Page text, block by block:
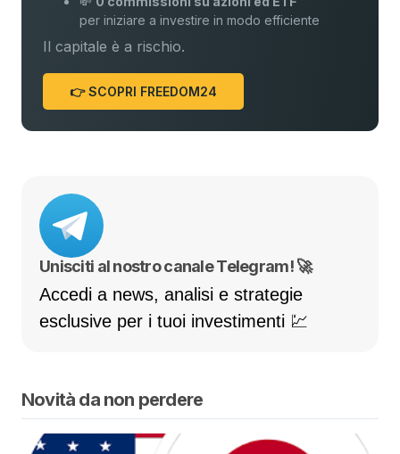
per iniziare a investire in modo efficiente
Il capitale è a rischio.
👉 SCOPRI FREEDOM24
Unisciti al nostro canale Telegram! 🚀
Accedi a news, analisi e strategie
esclusive per i tuoi investimenti 💹
Novità da non perdere